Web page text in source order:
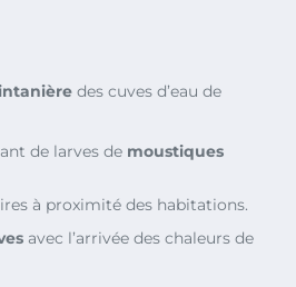
des cuves d’eau de
de larves de moustiques
à proximité des habitations.
avec l’arrivée des chaleurs de